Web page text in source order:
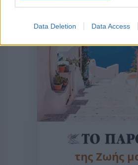
Data Deletion Data Access
της Ζωής